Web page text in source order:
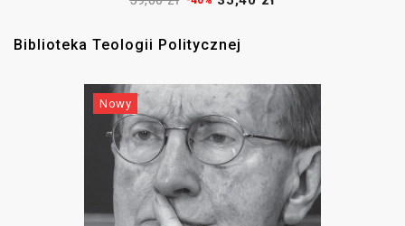
Biblioteka Teologii Politycznej
Nowy